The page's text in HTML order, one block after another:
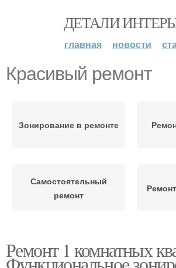
ДЕТАЛИ
главная новости
Красивый ремонт
Зонирование в ремонте
Самостоятельный
ремонт
Идеи для ремонта
Ремонт 1 комнатных